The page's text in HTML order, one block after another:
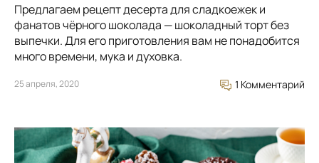
Предлагаем рецепт десерта для сладкоежек и
фанатов чёрного шоколада — шоколадный торт без
выпечки. Для его приготовления вам не понадобится
много времени, мука и духовка.
25 апреля, 2020 1 Комментарий